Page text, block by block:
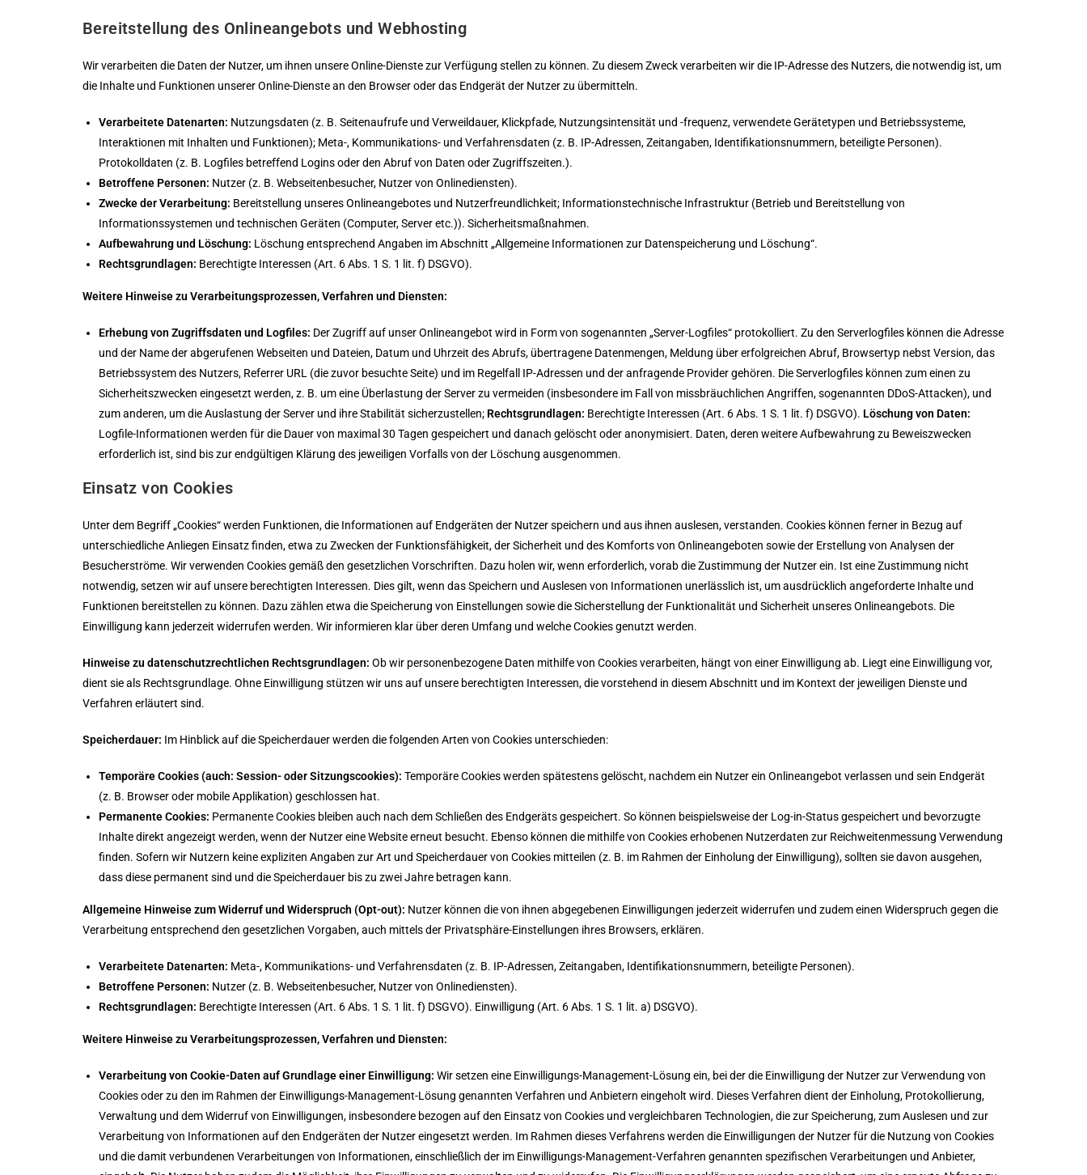
Bereitstellung des Onlineangebots und Webhosting
Wir verarbeiten die Daten der Nutzer, um ihnen unsere Online-Dienste zur Verfügung stellen zu können. Zu diesem Zweck verarbeiten wir die IP-Adresse des Nutzers, die notwendig ist, um
die Inhalte und Funktionen unserer Online-Dienste an den Browser oder das Endgerät der Nutzer zu übermitteln.
Verarbeitete Datenarten: Nutzungsdaten (z. B. Seitenaufrufe und Verweildauer, Klickpfade, Nutzungsintensität und -frequenz, verwendete Gerätetypen und Betriebssysteme,
Interaktionen mit Inhalten und Funktionen); Meta-, Kommunikations- und Verfahrensdaten (z. B. IP-Adressen, Zeitangaben, Identifikationsnummern, beteiligte Personen).
Protokolldaten (z. B. Logfiles betreffend Logins oder den Abruf von Daten oder Zugriffszeiten.).
Betroffene Personen: Nutzer (z. B. Webseitenbesucher, Nutzer von Onlinediensten).
Zwecke der Verarbeitung: Bereitstellung unseres Onlineangebotes und Nutzerfreundlichkeit; Informationstechnische Infrastruktur (Betrieb und Bereitstellung von
Informationssystemen und technischen Geräten (Computer, Server etc.)). Sicherheitsmaßnahmen.
Aufbewahrung und Löschung: Löschung entsprechend Angaben im Abschnitt „Allgemeine Informationen zur Datenspeicherung und Löschung“.
Rechtsgrundlagen: Berechtigte Interessen (Art. 6 Abs. 1 S. 1 lit. f) DSGVO).
Weitere Hinweise zu Verarbeitungsprozessen, Verfahren und Diensten:
Erhebung von Zugriffsdaten und Logfiles: Der Zugriff auf unser Onlineangebot wird in Form von sogenannten „Server-Logfiles“ protokolliert. Zu den Serverlogfiles können die Adresse
und der Name der abgerufenen Webseiten und Dateien, Datum und Uhrzeit des Abrufs, übertragene Datenmengen, Meldung über erfolgreichen Abruf, Browsertyp nebst Version, das
Betriebssystem des Nutzers, Referrer URL (die zuvor besuchte Seite) und im Regelfall IP-Adressen und der anfragende Provider gehören. Die Serverlogfiles können zum einen zu
Sicherheitszwecken eingesetzt werden, z. B. um eine Überlastung der Server zu vermeiden (insbesondere im Fall von missbräuchlichen Angriffen, sogenannten DDoS-Attacken), und
zum anderen, um die Auslastung der Server und ihre Stabilität sicherzustellen; Rechtsgrundlagen: Berechtigte Interessen (Art. 6 Abs. 1 S. 1 lit. f) DSGVO). Löschung von Daten:
Logfile-Informationen werden für die Dauer von maximal 30 Tagen gespeichert und danach gelöscht oder anonymisiert. Daten, deren weitere Aufbewahrung zu Beweiszwecken
erforderlich ist, sind bis zur endgültigen Klärung des jeweiligen Vorfalls von der Löschung ausgenommen.
Einsatz von Cookies
Unter dem Begriff „Cookies“ werden Funktionen, die Informationen auf Endgeräten der Nutzer speichern und aus ihnen auslesen, verstanden. Cookies können ferner in Bezug auf
unterschiedliche Anliegen Einsatz finden, etwa zu Zwecken der Funktionsfähigkeit, der Sicherheit und des Komforts von Onlineangeboten sowie der Erstellung von Analysen der
Besucherströme. Wir verwenden Cookies gemäß den gesetzlichen Vorschriften. Dazu holen wir, wenn erforderlich, vorab die Zustimmung der Nutzer ein. Ist eine Zustimmung nicht
notwendig, setzen wir auf unsere berechtigten Interessen. Dies gilt, wenn das Speichern und Auslesen von Informationen unerlässlich ist, um ausdrücklich angeforderte Inhalte und
Funktionen bereitstellen zu können. Dazu zählen etwa die Speicherung von Einstellungen sowie die Sicherstellung der Funktionalität und Sicherheit unseres Onlineangebots. Die
Einwilligung kann jederzeit widerrufen werden. Wir informieren klar über deren Umfang und welche Cookies genutzt werden.
Hinweise zu datenschutzrechtlichen Rechtsgrundlagen: Ob wir personenbezogene Daten mithilfe von Cookies verarbeiten, hängt von einer Einwilligung ab. Liegt eine Einwilligung vor,
dient sie als Rechtsgrundlage. Ohne Einwilligung stützen wir uns auf unsere berechtigten Interessen, die vorstehend in diesem Abschnitt und im Kontext der jeweiligen Dienste und
Verfahren erläutert sind.
Speicherdauer: Im Hinblick auf die Speicherdauer werden die folgenden Arten von Cookies unterschieden:
Temporäre Cookies (auch: Session- oder Sitzungscookies): Temporäre Cookies werden spätestens gelöscht, nachdem ein Nutzer ein Onlineangebot verlassen und sein Endgerät
(z. B. Browser oder mobile Applikation) geschlossen hat.
Permanente Cookies: Permanente Cookies bleiben auch nach dem Schließen des Endgeräts gespeichert. So können beispielsweise der Log-in-Status gespeichert und bevorzugte
Inhalte direkt angezeigt werden, wenn der Nutzer eine Website erneut besucht. Ebenso können die mithilfe von Cookies erhobenen Nutzerdaten zur Reichweitenmessung Verwendung
finden. Sofern wir Nutzern keine expliziten Angaben zur Art und Speicherdauer von Cookies mitteilen (z. B. im Rahmen der Einholung der Einwilligung), sollten sie davon ausgehen,
dass diese permanent sind und die Speicherdauer bis zu zwei Jahre betragen kann.
Allgemeine Hinweise zum Widerruf und Widerspruch (Opt-out): Nutzer können die von ihnen abgegebenen Einwilligungen jederzeit widerrufen und zudem einen Widerspruch gegen die
Verarbeitung entsprechend den gesetzlichen Vorgaben, auch mittels der Privatsphäre-Einstellungen ihres Browsers, erklären.
Verarbeitete Datenarten: Meta-, Kommunikations- und Verfahrensdaten (z. B. IP-Adressen, Zeitangaben, Identifikationsnummern, beteiligte Personen).
Betroffene Personen: Nutzer (z. B. Webseitenbesucher, Nutzer von Onlinediensten).
Rechtsgrundlagen: Berechtigte Interessen (Art. 6 Abs. 1 S. 1 lit. f) DSGVO). Einwilligung (Art. 6 Abs. 1 S. 1 lit. a) DSGVO).
Weitere Hinweise zu Verarbeitungsprozessen, Verfahren und Diensten:
Verarbeitung von Cookie-Daten auf Grundlage einer Einwilligung: Wir setzen eine Einwilligungs-Management-Lösung ein, bei der die Einwilligung der Nutzer zur Verwendung von
Cookies oder zu den im Rahmen der Einwilligungs-Management-Lösung genannten Verfahren und Anbietern eingeholt wird. Dieses Verfahren dient der Einholung, Protokollierung,
Verwaltung und dem Widerruf von Einwilligungen, insbesondere bezogen auf den Einsatz von Cookies und vergleichbaren Technologien, die zur Speicherung, zum Auslesen und zur
Verarbeitung von Informationen auf den Endgeräten der Nutzer eingesetzt werden. Im Rahmen dieses Verfahrens werden die Einwilligungen der Nutzer für die Nutzung von Cookies
und die damit verbundenen Verarbeitungen von Informationen, einschließlich der im Einwilligungs-Management-Verfahren genannten spezifischen Verarbeitungen und Anbieter,